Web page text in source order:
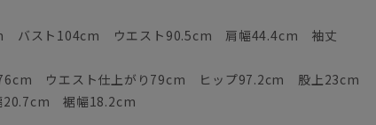
バスト104cm ウエスト90.5cm 肩幅44.4cm 袖丈
76cm ウエスト仕上がり79cm ヒップ97.2cm 股上23cm
20.7cm 裾幅18.2cm